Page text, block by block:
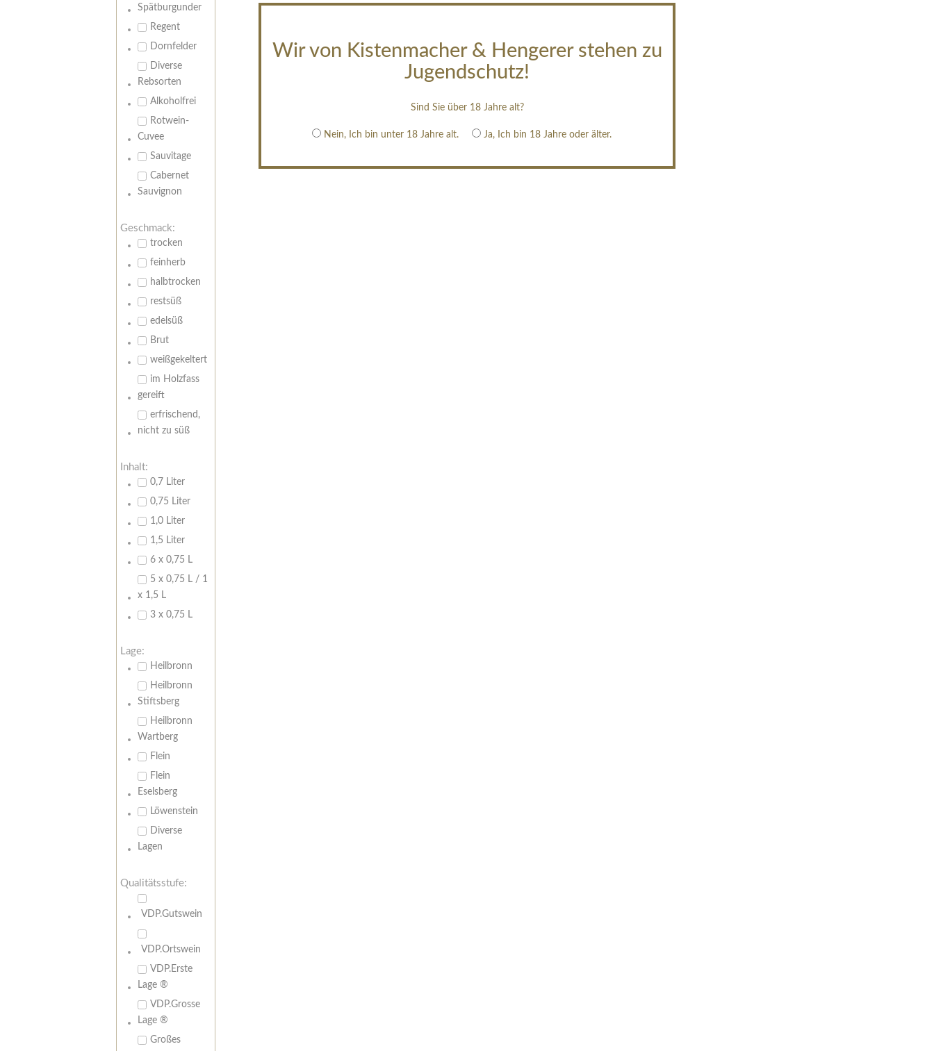
Wir von Kistenmacher & Hengerer stehen zu
Jugendschutz!
Sind Sie über 18 Jahre alt?
Nein, Ich bin unter 18 Jahre alt. Ja, Ich bin 18 Jahre oder älter.
Spätburgunder
Regent
Dornfelder
Diverse
Rebsorten
Alkoholfrei
Rotwein-
Cuvee
Sauvitage
Cabernet
Sauvignon
Geschmack:
trocken
feinherb
halbtrocken
restsüß
edelsüß
Brut
weißgekeltert
im Holzfass
gereift
erfrischend,
nicht zu süß
Inhalt:
0,7 Liter
0,75 Liter
1,0 Liter
1,5 Liter
6 x 0,75 L
5 x 0,75 L / 1
x 1,5 L
3 x 0,75 L
Lage:
Heilbronn
Heilbronn
Stiftsberg
Heilbronn
Wartberg
Flein
Flein
Eselsberg
Löwenstein
Diverse
Lagen
Qualitätsstufe:
VDP.Gutswein
VDP.Ortswein
VDP.Erste
Lage ®
VDP.Grosse
Lage ®
Großes